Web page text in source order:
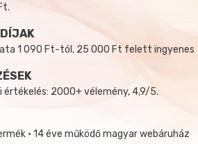
1 090 Ft-tól, 25 000 Ft felett ingyenes
értékelés: 2000+ vélemény, 4,9/5.
• 14 éve működő magyar webáruház